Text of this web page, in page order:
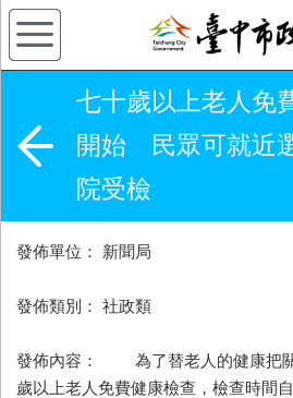
七十歲以上老人免
開始 民眾可就近
院受檢
發佈單位： 新聞局
發佈類別： 社政類
發佈內容： 為了替老人的健康把關
歲以上老人免費健康檢查，檢查時間